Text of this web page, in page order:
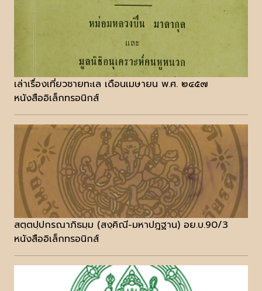
เล่าเรื่องเที่ยวชายทะเล เดือนเมษายน พ.ศ. ๒๔๕๗
หนังสืออิเล็กทรอนิกส์
สตฺตปฺปกรณาภิธมฺม (สงฺคิณี-มหาปฎฐาน) อย.บ.90/3
หนังสืออิเล็กทรอนิกส์